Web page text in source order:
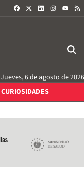
FACEBOOKLINKEDININSTAGRAM
Jueves, 6 de agosto de 2026
CURIOSIDADES